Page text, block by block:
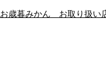
お歳暮みかん お取り扱い